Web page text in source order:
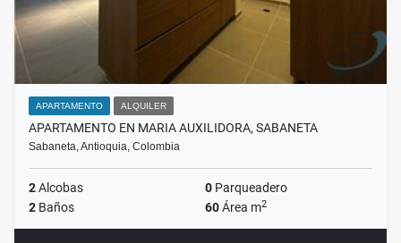
APARTAMENTO ALQUILER
APARTAMENTO EN MARIA AUXILIDORA, SABANETA
Sabaneta, Antioquia, Colombia
2Alcobas 0 Parqueadero
2 Baños 60Área m2